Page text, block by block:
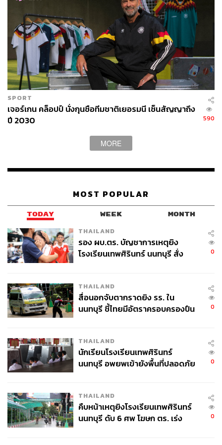
SPORT
เจอร์เกน คล็อปป์ นั่งกุนซือทีมชาติเยอรมนี เซ็นสัญญาถึง
ปี 2030
590
MORE
MOST POPULAR
TODAY WEEK MONTH
THAILAND
รอง ผบ.ตร. บัญชาการเหตุยิง
โรงเรียนเทพศิรินทร์ นนทบุรี สั่ง
0
THAILAND
สื่อนอกจับตากราดยิง รร. ใน
นนทบุรี ชี้ไทยมีอัตราครอบครองปืน
0
THAILAND
นักเรียนโรงเรียนเทพศิรินทร์
นนทบุรี อพยพเข้ายังพื้นที่ปลอดภัย
0
THAILAND
คืบหน้าเหตุยิงโรงเรียนเทพศิรินทร์
นนทบุรี ดับ 6 ศพ โฆษก ตร. เร่ง
0